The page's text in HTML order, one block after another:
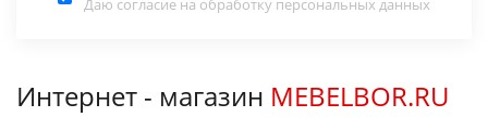
Даю согласие на обработку персональных данных
Интернет - магазин MEBELBOR.RU